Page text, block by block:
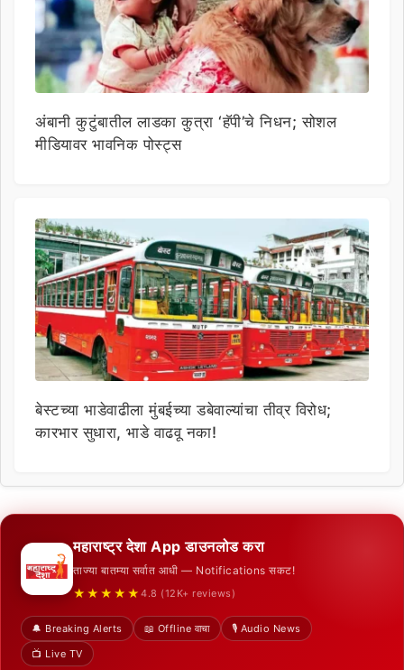
अंबानी कुटुंबातील लाडका कुत्रा ‘हॅपी’चे निधन; सोशल
मीडियावर भावनिक पोस्ट्स
बेस्टच्या भाडेवाढीला मुंबईच्या डबेवाल्यांचा तीव्र विरोध;
कारभार सुधारा, भाडे वाढवू नका!
महाराष्ट्र देशा App डाउनलोड करा
ताज्या बातम्या सर्वात आधी — Notifications सकट!
★★★★★ 4.8 (12K+ reviews)
🔔 Breaking Alerts 📖 Offline वाचा
🎙️ Audio News
📺 Live TV